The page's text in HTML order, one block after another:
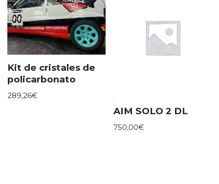
Kit de cristales de
policarbonato
289,26€
AIM SOLO 2 DL
750,00€